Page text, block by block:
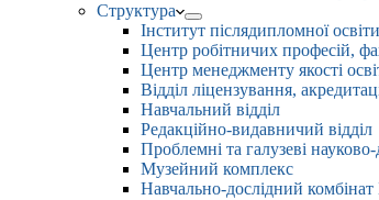
Структура
Інститут післядипломної
Центр робітничих професій,
Центр менеджменту якості
Відділ ліцензування,
Навчальний відділ
Редакційно-видавничий відділ
Проблемні та галузеві науково-
Музейний комплекс
Навчально-дослідний